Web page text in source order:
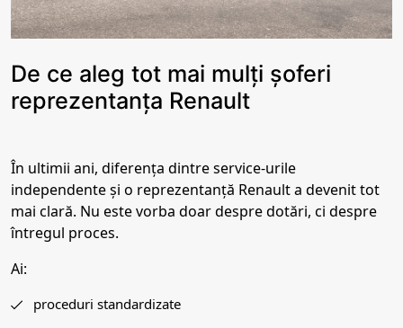
De ce aleg tot mai mulți șoferi
reprezentanța Renault
În ultimii ani, diferența dintre service-urile
independente și o reprezentanță Renault a devenit tot
mai clară. Nu este vorba doar despre dotări, ci despre
întregul proces.
Ai:
proceduri standardizate